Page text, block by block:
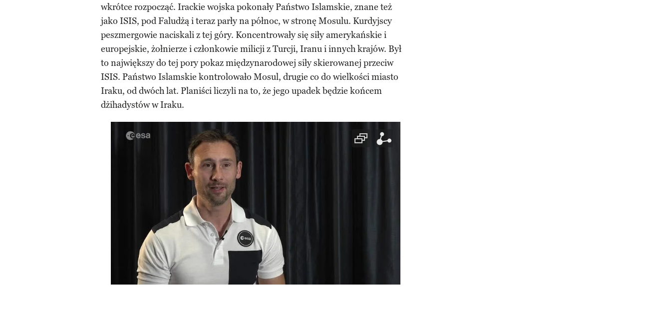
wkrótce rozpocząć. Irackie wojska pokonały Państwo Islamskie, znane też
jako ISIS, pod Faludżą i teraz parły na północ, w stronę Mosulu. Kurdyjscy
peszmergowie naciskali z tej góry. Koncentrowały się siły amerykańskie i
europejskie, żołnierze i członkowie milicji z Turcji, Iranu i innych krajów. Był
to największy do tej pory pokaz międzynarodowej siły skierowanej przeciw
ISIS. Państwo Islamskie kontrolowało Mosul, drugie co do wielkości miasto
Iraku, od dwóch lat. Planiści liczyli na to, że jego upadek będzie końcem
dżihadystów w Iraku.